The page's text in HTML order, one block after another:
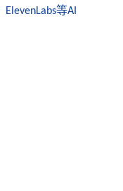
ElevenLabs等AI